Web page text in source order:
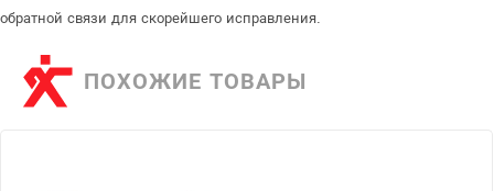
обратной связи для скорейшего исправления.
ПОХОЖИЕ ТОВАРЫ